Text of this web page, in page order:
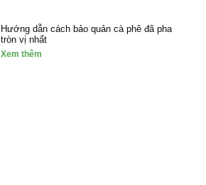
Hướng dẫn cách bảo quản cà phê đã pha
tròn vị nhất
Xem thêm